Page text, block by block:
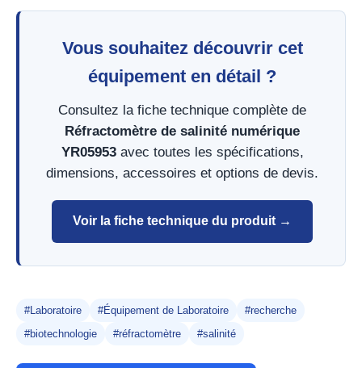
Vous souhaitez découvrir cet
équipement en détail ?
Consultez la fiche technique complète de
Réfractomètre de salinité numérique
YR05953avec toutes les spécifications,
dimensions, accessoires et options de devis.
Voir la fiche technique du produit →
#Laboratoire #Équipement de Laboratoire
#recherche
#biotechnologie
#réfractomètre #salinité